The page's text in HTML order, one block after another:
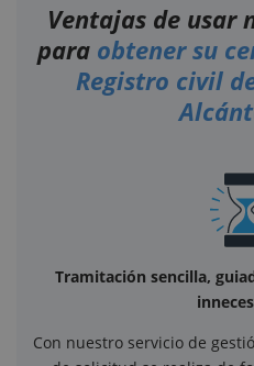
Ventajas de usar
para obtener su
Registro civil
Tramitación sencilla,
Con nuestro servicio de